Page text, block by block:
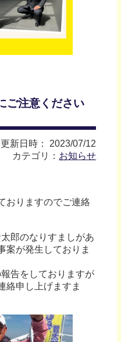
ご注意ください
更新日時： 2023/07/12
カテゴリ： お知らせ
おりますのでご連絡
郎のなりすましがあ
案が発生しておりま
告をしておりますが
絡申し上げますま